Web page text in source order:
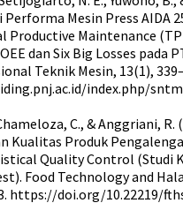
Mesin Press AIDA
Productive Maintenance
dan Six Big Losses pada
Teknik Mesin, 13(1),
index.php/
C., & Anggriani, R.
Kualitas Produk
Quality Control (Studi
Food Technology and
https://doi.org/10.22219/